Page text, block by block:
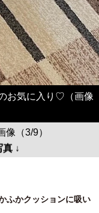
お気に入り♡（画像
像（3/9）
↓
ふかクッションに吸い